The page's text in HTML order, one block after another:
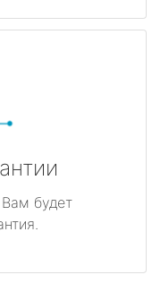
будет